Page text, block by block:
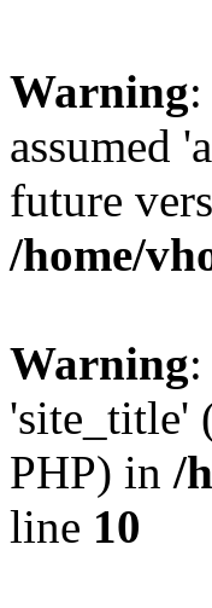
Warning
assumed
future
/home/
Warning
'site_title'
PHP) in /
line 10